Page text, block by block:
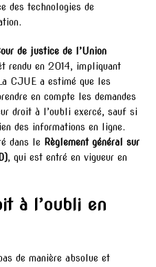
des technologies de
de justice de l’Union
rendu en 2014, impliquant
CJUE a estimé que les
en compte les demandes
droit à l’oubli exercé, sauf si
des informations en ligne.
dans le Règlement général sur
, qui est entré en vigueur en
à l’oubli en
de manière absolue et